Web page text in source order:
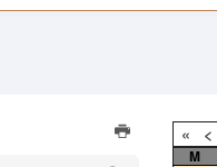
« <
M